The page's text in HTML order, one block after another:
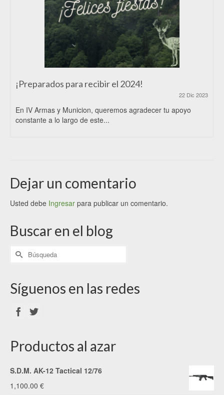
¡Preparados para recibir el 2024!
22 Dic 2023
En IV Armas y Municion, queremos agradecer tu apoyo
constante a lo largo de este...
Dejar un comentario
Usted debe Ingresar para publicar un comentario.
Buscar en el blog
Síguenos en las redes
Productos al azar
S.D.M. AK-12 Tactical 12/76
1,100.00 €